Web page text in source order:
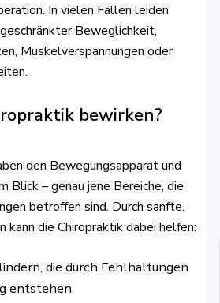
In vielen Fällen leiden
Beweglichkeit,
Muskelverspannungen oder
bewirken?
den Bewegungsapparat und
Blick – genau jene Bereiche, die
betroffen sind. Durch sanfte,
kann die Chiropraktik dabei helfen:
die durch Fehlhaltungen
entstehen